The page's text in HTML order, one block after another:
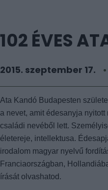
102 ÉVES
2015. szeptember 17.
Ata Kandó Budapesten
a nevet, amit édesanyja
családi nevéből lett.
életereje, intellektusa.
irodalom magyar nyelvű
Franciaországban,
írását olvashatod.